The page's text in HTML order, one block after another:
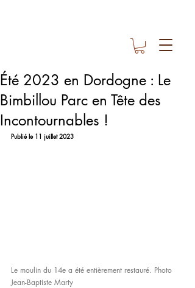
Été 2023 en Dordogne : Le
Bimbillou Parc en Tête des
Incontournables !
Publié le 11 juillet 2023
Le moulin du 14e a été entièrement restauré. Photo
Jean-Baptiste Marty